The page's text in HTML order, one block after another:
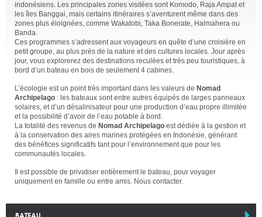
indonésiens. Les principales zones visitées sont Komodo, Raja Ampat et
les îles Banggai, mais certains itinéraires s’aventurent même dans des
zones plus éloignées, comme Wakatobi, Taka Bonerate, Halmahera ou
Banda.
Ces programmes s’adressent aux voyageurs en quête d’une croisière en
petit groupe, au plus près de la nature et des cultures locales. Jour après
jour, vous explorerez des destinations reculées et très peu touristiques, à
bord d’un bateau en bois de seulement 4 cabines.
L’écologie est un point très important dans les valeurs de Nomad
Archipelago : les bateaux sont entre autres équipés de larges panneaux
solaires, et d’un désalinisateur pour une production d’eau propre illimitée
et la possibilité d’avoir de l’eau potable à bord.
La totalité des revenus de Nomad Archipelago est dédiée à la gestion et
à la conservation des aires marines protégées en Indonésie, générant
des bénéfices significatifs tant pour l’environnement que pour les
communautés locales.
Il est possible de privatiser entièrement le bateau, pour voyager
uniquement en famille ou entre amis. Nous contacter.